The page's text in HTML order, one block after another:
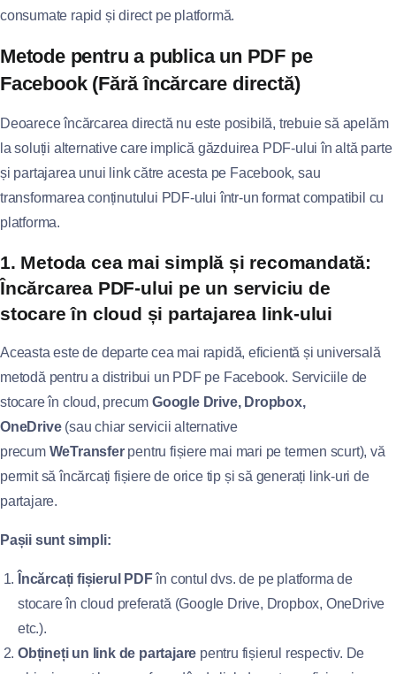
consumate rapid și direct pe platformă.
Metode pentru a publica un PDF pe
Facebook (Fără încărcare directă)
Deoarece încărcarea directă nu este posibilă, trebuie să apelăm
la soluții alternative care implică găzduirea PDF-ului în altă parte
și partajarea unui link către acesta pe Facebook, sau
transformarea conținutului PDF-ului într-un format compatibil cu
platforma.
1. Metoda cea mai simplă și recomandată:
Încărcarea PDF-ului pe un serviciu de
stocare în cloud și partajarea link-ului
Aceasta este de departe cea mai rapidă, eficientă și universală
metodă pentru a distribui un PDF pe Facebook. Serviciile de
stocare în cloud, precumGoogle Drive, Dropbox,
OneDrive(sau chiar servicii alternative
precum WeTransferpentru fișiere mai mari pe termen scurt), vă
permit să încărcați fișiere de orice tip și să generați link-uri de
partajare.
Pașii sunt simpli:
Încărcați fișierul PDFîn contul dvs. de pe platforma de
stocare în cloud preferată (Google Drive, Dropbox, OneDrive
etc.).
Obțineți un link de partajare pentru fișierul respectiv. De